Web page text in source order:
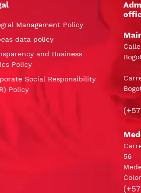
Management Policy
data policy
and Business
Policy
Social Responsibility
Policy
56